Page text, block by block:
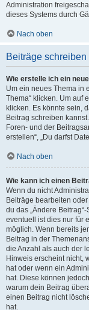
Administration
dieses Systems durch
Nach oben
Beiträge schreiben
Wie erstelle ich ein
Um ein neues Thema in
Thema“ klicken. Um auf
klicken. Es könnte sein,
Beitrag schreiben
Foren- und der
erstellen“, „Du darfst
Nach oben
Wie kann ich einen
Wenn du nicht
Beiträge bearbeiten
du das „Ändere
eventuell ist dies nur für
möglich. Wenn bereits
Beitrag in der
die Anzahl als auch der
Hinweis erscheint nicht,
hat oder wenn ein
hat. Diese können
warum dein Beitrag
einen Beitrag nicht
hat.